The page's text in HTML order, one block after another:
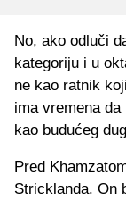
No, ako odluči
kategoriju i u
ne kao ratnik
ima vremena
kao budućeg
Pred
Stricklanda. On